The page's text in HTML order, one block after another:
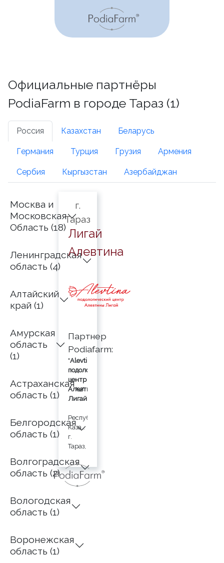
Официальные партнёры
PodiaFarm в городе Тараз (1)
Россия Казахстан Беларусь
Германия Турция Грузия Армения
Сербия Кыргызстан Азербайджан
Москва и
Московская
Область (18)
Ленинградская
область (4)
Алтайский
край (1)
Амурская
область
(1)
Астраханская
область (1)
Белгородская
область (1)
Волгоградская
область (2)
Вологодская
область (1)
Воронежская
область (1)
г.
Тараз
Лигай
Алевтина
Партнер
Podiafarm:
"Alevtina"
подологический
центр
Алевтины
Лигай
⁠Республика
Казахстан
г.
Тараз,
Айтике
би, д.
10
8-
00